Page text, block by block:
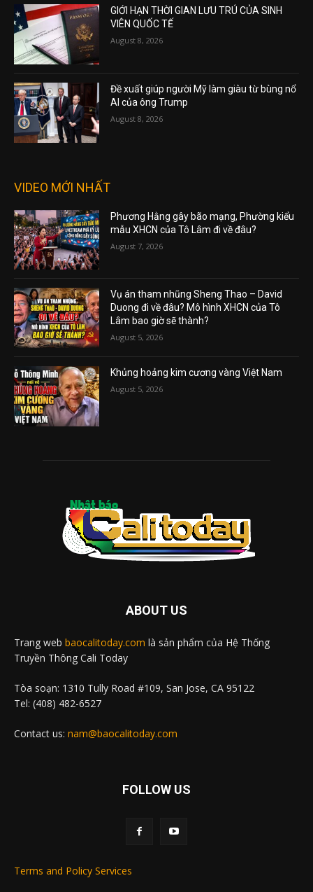
GIỚI HẠN THỜI GIAN LƯU TRÚ CỦA SINH
VIÊN QUỐC TẾ
August 8, 2026
Đề xuất giúp người Mỹ làm giàu từ bùng nổ
AI của ông Trump
August 8, 2026
VIDEO MỚI NHẤT
Phương Hằng gây bão mạng, Phường kiểu
mẫu XHCN của Tô Lâm đi về đâu?
August 7, 2026
Vụ án tham nhũng Sheng Thao – David
Duong đi về đâu? Mô hình XHCN của Tô
Lâm bao giờ sẽ thành?
August 5, 2026
Khủng hoảng kim cương vàng Việt Nam
August 5, 2026
ABOUT US
Trang web baocalitoday.com là sản phẩm của Hệ Thống
Truyền Thông Cali Today
Tòa soạn: 1310 Tully Road #109, San Jose, CA 95122
Tel: (408) 482-6527
Contact us: nam@baocalitoday.com
FOLLOW US
Terms and Policy Services